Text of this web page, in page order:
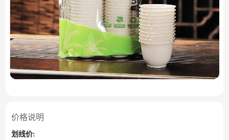
价格说明
划线价: